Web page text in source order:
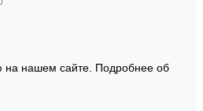
на нашем сайте. Подробнее об